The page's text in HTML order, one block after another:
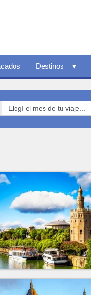
Destinos